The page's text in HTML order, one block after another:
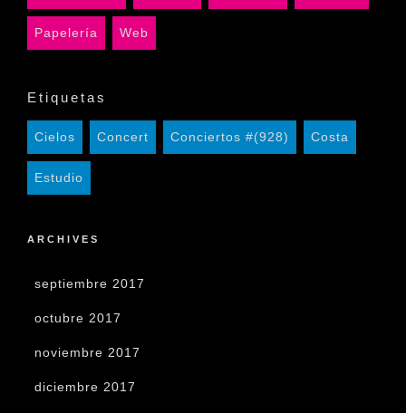
Papelería Web
Etiquetas
Cielos Concert Conciertos #(928) Costa
Estudio
ARCHIVES
septiembre 2017
octubre 2017
noviembre 2017
diciembre 2017